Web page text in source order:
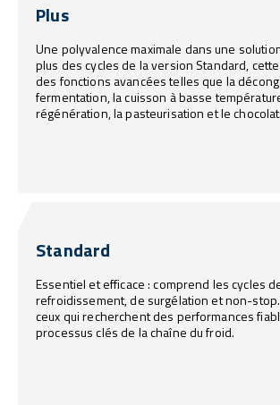
Plus
Une polyvalence maximale dans une
plus des cycles de la version Standard,
des fonctions avancées telles que la
fermentation, la cuisson à basse
régénération, la pasteurisation et le chocolat.
Standard
Essentiel et efficace : comprend les cycles
refroidissement, de surgélation et non-stop.
ceux qui recherchent des performances
processus clés de la chaîne du froid.